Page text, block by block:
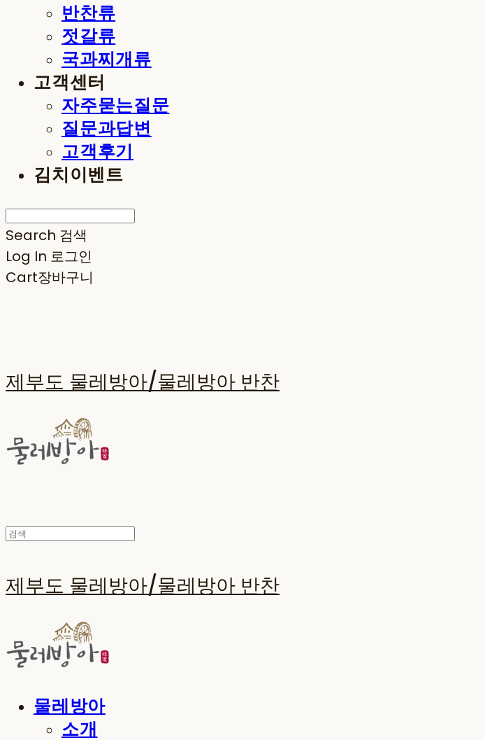
반찬류
젓갈류
국과찌개류
고객센터
자주묻는질문
질문과답변
고객후기
김치이벤트
Search 검색
Log In 로그인
Cart장바구니
제부도 물레방아/물레방아 반찬
제부도 물레방아/물레방아 반찬
물레방아
소개